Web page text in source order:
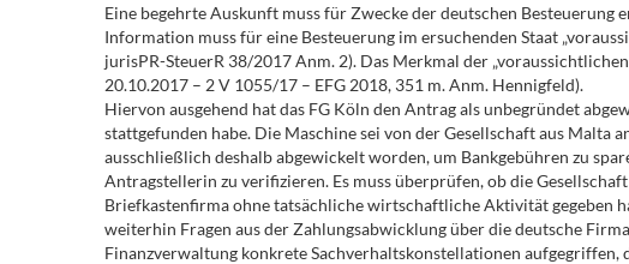
Eine begehrte Auskunft muss für Zwecke der deutschen Besteuerung
Information muss für eine Besteuerung im ersuchenden Staat
jurisPR-SteuerR 38/2017 Anm. 2). Das Merkmal der
20.10.2017 – 2 V 1055/17 – EFG 2018, 351 m. Anm. Hennigfeld).
Hiervon ausgehend hat das FG Köln den Antrag als unbegründet
stattgefunden habe. Die Maschine sei von der Gesellschaft aus Malta
ausschließlich deshalb abgewickelt worden, um Bankgebühren zu
Antragstellerin zu verifizieren. Es muss überprüfen, ob die
Briefkastenfirma ohne tatsächliche wirtschaftliche Aktivität gegeben
weiterhin Fragen aus der Zahlungsabwicklung über die deutsche
Finanzverwaltung konkrete Sachverhaltskonstellationen